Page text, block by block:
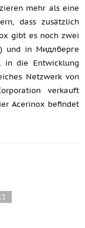
mehr als eine
dass zusätzlich
gibt es noch zwei
und in Мидлберге
in die Entwicklung
Netzwerk von
verkauft
Acerinox befindet